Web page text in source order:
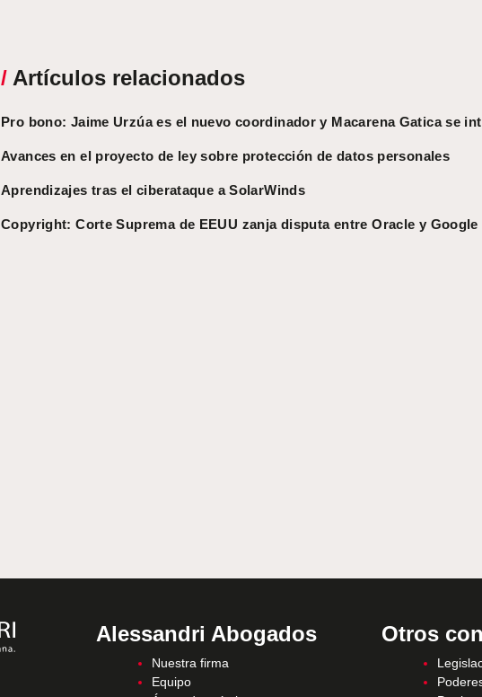
/ Artículos relacionados
Pro bono: Jaime Urzúa es el nuevo coordinador y Macarena Gatica se
Avances en el proyecto de ley sobre protección de datos personales
Aprendizajes tras el ciberataque a SolarWinds
Copyright: Corte Suprema de EEUU zanja disputa entre Oracle y Google
Alessandri Abogados
Nuestra firma
Equipo
Otros